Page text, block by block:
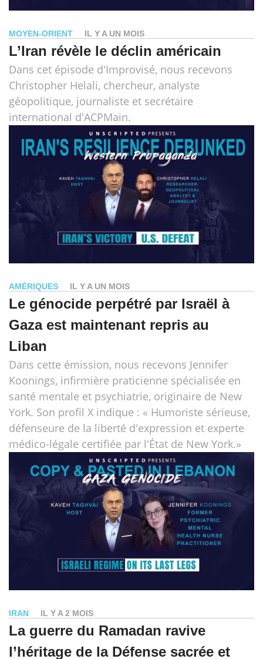
MOYEN-ORIENT IL Y A UN MOIS
L’Iran révèle le déclin américain
Dans cet épisode d'Improvisé, nous recevons
Christopher Helali, chercheur, analyste
géopolitique, journaliste et secrétaire
international d'ACPMain.
AMÉRIQUES IL Y A UN MOIS
Le génocide perpétré par Israël à
Gaza est maintenant repris au
Liban
Dans cette émission, nous recevons Jennifer
Koonings, infirmière praticienne spécialisée en
santé mentale et psychiatrie, originaire de New
York. Son profil X indique : « Humoriste sérieuse,
défenseure de la liberté d'expression et experte
médico-légale certifiée par l'État de New York.»
IRAN IL Y A 2 MOIS
La guerre du Ramadan ravive
l’héritage de la Défense sacrée et